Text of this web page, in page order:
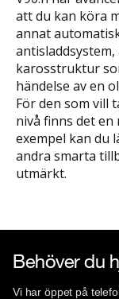
att du kan köra
annat
karosstruktur
händelse av en
För den som vill
nivå finns det
exempel kan du
andra smarta
utmärkt.
Behöver du
Vi har öppet på